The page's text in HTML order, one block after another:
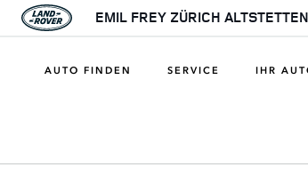
EMIL FREY ZÜRICH ALTSTETTEN
AUTO FINDEN SERVICE IHR